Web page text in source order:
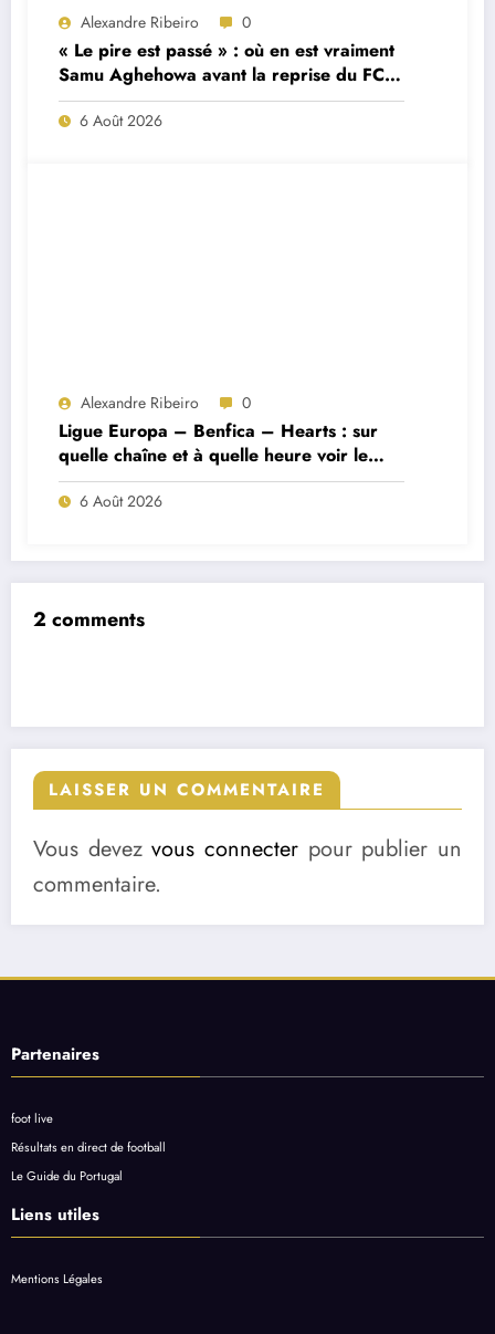
Alexandre Ribeiro 0
« Le pire est passé » : où en est vraiment
Samu Aghehowa avant la reprise du FC
Porto ?
6 Août 2026
Alexandre Ribeiro 0
Ligue Europa – Benfica – Hearts : sur
quelle chaîne et à quelle heure voir le
match ?
6 Août 2026
2 comments
LAISSER UN COMMENTAIRE
Vous devezvous connecter pour publier un
commentaire.
Partenaires
foot live
Résultats en direct de football
Le Guide du Portugal
Liens utiles
Mentions Légales